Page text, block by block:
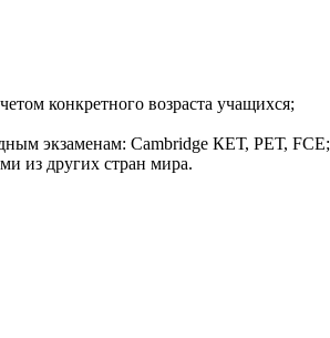
конкретного возраста учащихся;
экзаменам: Cambridge КЕТ, РЕТ, FCE;
из других стран мира.